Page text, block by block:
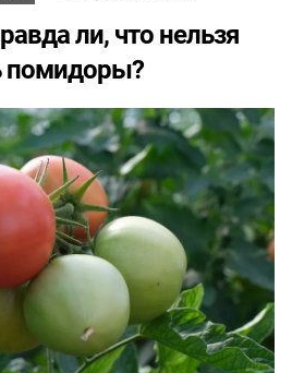
ли, что нельзя
помидоры?